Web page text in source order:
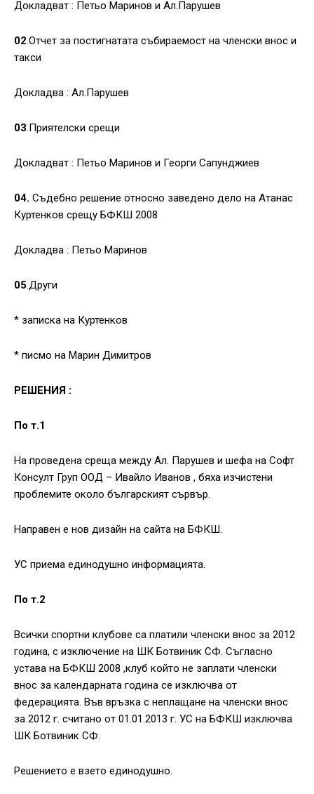
Докладват : Петьо Маринов и Ал.Парушев
02.Отчет за постигнатата събираемост на членски внос и
такси
Докладва : Ал.Парушев
03.Приятелски срещи
Докладват : Петьо Маринов и Георги Сапунджиев
04. Съдебно решение относно заведено дело на Атанас
Куртенков срещу БФКШ 2008
Докладва : Петьо Маринов
05.Други
* записка на Куртенков
* писмо на Марин Димитров
РЕШЕНИЯ :
По т.1
На проведена среща между Ал. Парушев и шефа на Софт
Консулт Груп ООД – Ивайло Иванов , бяха изчистени
проблемите около българският сървър.
Направен е нов дизайн на сайта на БФКШ.
УС приема единодушно информацията.
По т.2
Всички спортни клубове са платили членски внос за 2012
година, с изключение на ШК Ботвиник СФ. Съгласно
устава на БФКШ 2008 ,клуб който не заплати членски
внос за календарната година се изключва от
федерацията. Във връзка с неплащане на членски внос
за 2012 г. считано от 01.01.2013 г. УС на БФКШ изключва
ШК Ботвиник СФ.
Решението е взето единодушно.